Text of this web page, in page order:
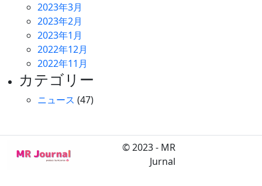
2023年3月
2023年2月
2023年1月
2022年12月
2022年11月
カテゴリー
ニュース (47)
© 2023 - MR
Jurnal